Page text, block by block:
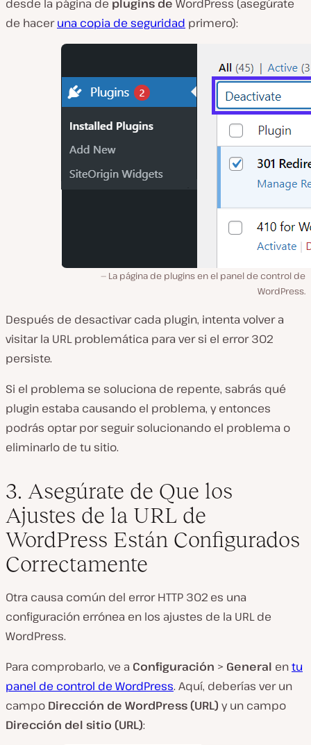
desde la página de plugins de WordPress (asegúrate
de haceruna copia de seguridad primero):
La página de plugins en el panel de control de
WordPress.
Después de desactivar cada plugin, intenta volver a
visitar la URL problemática para ver si el error 302
persiste.
Si el problema se soluciona de repente, sabrás qué
plugin estaba causando el problema, y entonces
podrás optar por seguir solucionando el problema o
eliminarlo de tu sitio.
3. Asegúrate de Que los
Ajustes de la URL de
WordPress Están Configurados
Correctamente
Otra causa común del error HTTP 302 es una
configuración errónea en los ajustes de la URL de
WordPress.
Para comprobarlo, ve a Configuración > General entu
panel de control de WordPress. Aquí, deberías ver un
campo Dirección de WordPress (URL) y un campo
Dirección del sitio (URL):